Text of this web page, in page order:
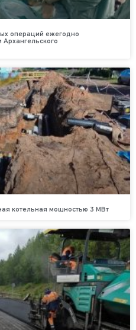
операций ежегодно
Архангельского
котельная мощностью 3 МВт